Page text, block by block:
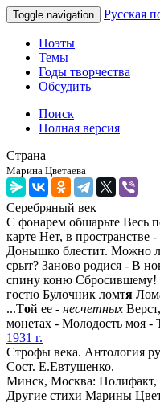
Toggle navigation Русская
Поэты
Темы
Годы творчества
Обсудить
Поиск
Полная версия
Страна
Марина Цветаева
Серебряный век
С фонарем обшарьте Весь
карте Нет, в пространстве
Донышко блестит. Можно
срыт? Заново родися - В
спину коню Сбросившему!
гостю Булочник ломтя
...Той ее - несчетных Верст,
монетах - Молодость моя -
1931 г.
Строфы века. Антология
Сост. Е.Евтушенко.
Минск, Москва: Полифакт,
Другие стихи Марины